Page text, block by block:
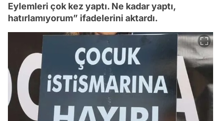
Eylemleri çok kez yaptı. Ne kadar yaptı,
hatırlamıyorum” ifadelerini aktardı.